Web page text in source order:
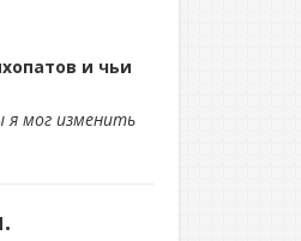
и чьи
мог изменить